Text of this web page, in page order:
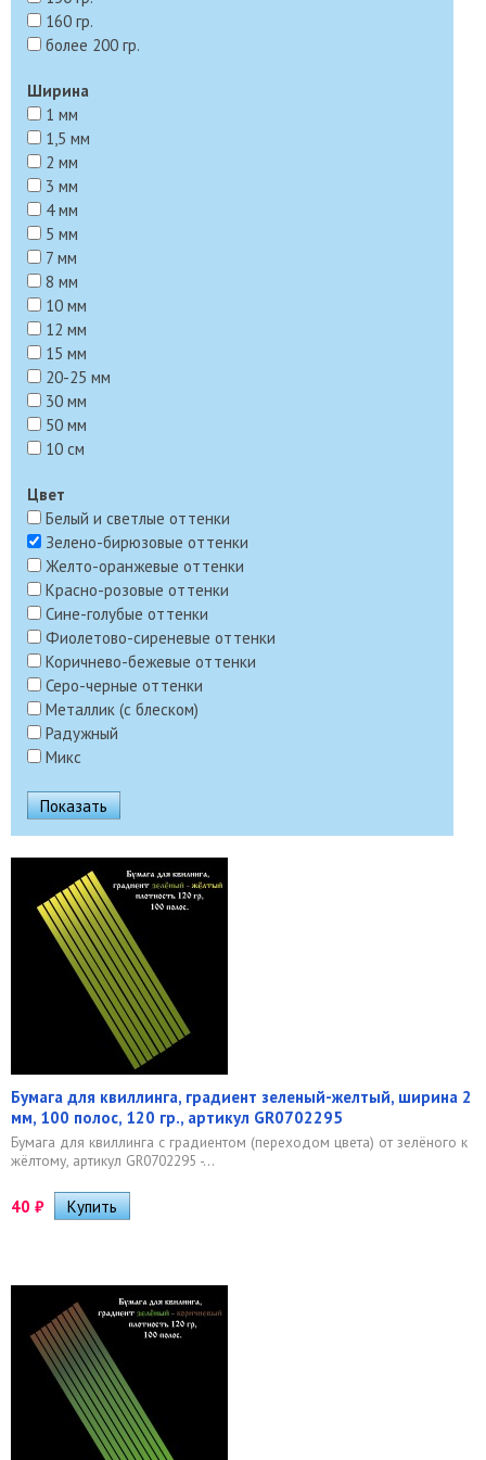
160 гр.
более 200 гр.
Ширина
1 мм
1,5 мм
2 мм
3 мм
4 мм
5 мм
7 мм
8 мм
10 мм
12 мм
15 мм
20-25 мм
30 мм
50 мм
10 см
Цвет
Белый и светлые оттенки
Зелено-бирюзовые оттенки
Желто-оранжевые оттенки
Красно-розовые оттенки
Сине-голубые оттенки
Фиолетово-сиреневые оттенки
Коричнево-бежевые оттенки
Серо-черные оттенки
Металлик (с блеском)
Радужный
Микс
Бумага для квиллинга, градиент зеленый-желтый, ширина 2
мм, 100 полос, 120 гр., артикул GR0702295
Бумага для квиллинга с градиентом (переходом цвета) от зелёного к
жёлтому, артикул GR0702295 -...
40 ₽